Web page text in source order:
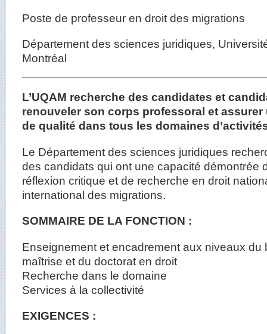
Poste de professeur en droit des migrations
Département des sciences juridiques,
Montréal
L’UQAM recherche des candidates et
renouveler son corps professoral et
de qualité dans tous les domaines
Le Département des sciences juridiques
des candidats qui ont une capacité démontrée
réflexion critique et de recherche en droit
international des migrations.
SOMMAIRE DE LA FONCTION :
Enseignement et encadrement aux niveaux du
maîtrise et du doctorat en droit
Recherche dans le domaine
Services à la collectivité
EXIGENCES :